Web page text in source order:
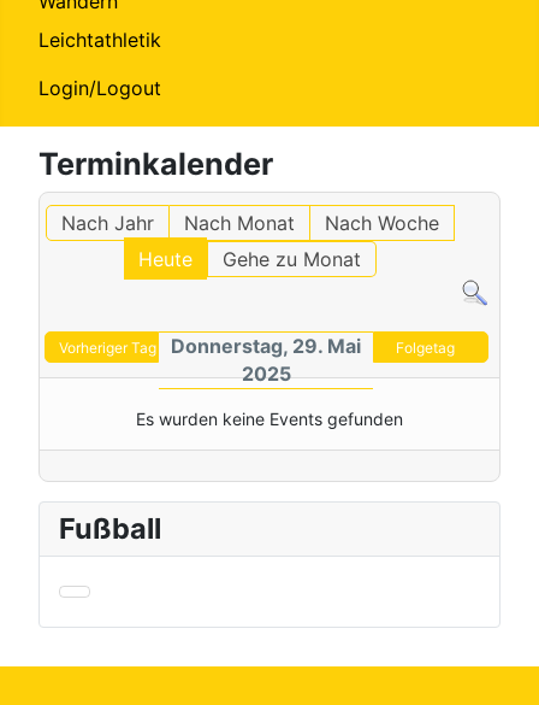
Leichtathletik
Login/Logout
Terminkalender
Nach Jahr Nach Monat
Nach Woche
Heute
Gehe zu Monat
Vorheriger Tag
Donnerstag, 29. Mai
2025
Folgetag
Es wurden keine Events gefunden
Fußball